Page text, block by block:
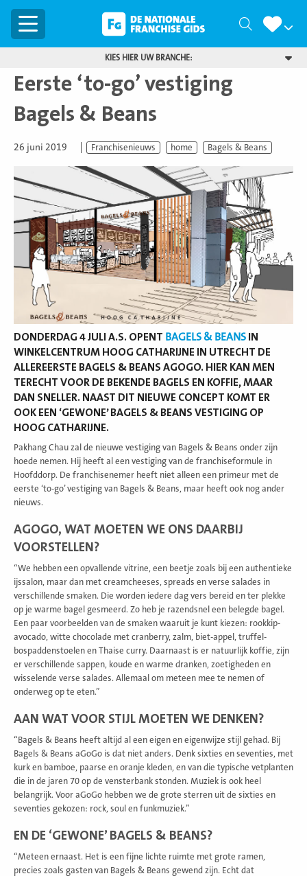
Menu Zoeken
KIES HIER UW BRANCHE:
Eerste ‘to-go’ vestiging
Bagels & Beans
26 juni 2019 Franchisenieuws home Bagels & Beans
DONDERDAG 4 JULI A.S. OPENT BAGELS & BEANS IN
WINKELCENTRUM HOOG CATHARIJNE IN UTRECHT DE
ALLEREERSTE BAGELS & BEANS AGOGO. HIER KAN MEN
TERECHT VOOR DE BEKENDE BAGELS EN KOFFIE, MAAR
DAN SNELLER. NAAST DIT NIEUWE CONCEPT KOMT ER
OOK EEN ‘GEWONE’ BAGELS & BEANS VESTIGING OP
HOOG CATHARIJNE.
Pakhang Chau zal de nieuwe vestiging van Bagels & Beans onder zijn
hoede nemen. Hij heeft al een vestiging van de franchiseformule in
Hoofddorp. De franchisenemer heeft niet alleen een primeur met de
eerste ‘to-go’ vestiging van Bagels & Beans, maar heeft ook nog ander
nieuws.
AGOGO, WAT MOETEN WE ONS DAARBIJ
VOORSTELLEN?
“We hebben een opvallende vitrine, een beetje zoals bij een authentieke
ijssalon, maar dan met creamcheeses, spreads en verse salades in
verschillende smaken. Die worden iedere dag vers bereid en ter plekke
op je warme bagel gesmeerd. Zo heb je razendsnel een belegde bagel.
Een paar voorbeelden van de smaken waaruit je kunt kiezen: rookkip-
avocado, witte chocolade met cranberry, zalm, biet-appel, truffel-
bospaddenstoelen en Thaise curry. Daarnaast is er natuurlijk koffie, zijn
er verschillende sappen, koude en warme dranken, zoetigheden en
wisselende verse salades. Allemaal om meteen mee te nemen of
onderweg op te eten.”
AAN WAT VOOR STIJL MOETEN WE DENKEN?
“Bagels & Beans heeft altijd al een eigen en eigenwijze stijl gehad. Bij
Bagels & Beans aGoGo is dat niet anders. Denk sixties en seventies, met
kurk en bamboe, paarse en oranje kleden, en van die typische vetplanten
die in de jaren 70 op de vensterbank stonden. Muziek is ook heel
belangrijk. Voor aGoGo hebben we de grote sterren uit de sixties en
seventies gekozen: rock, soul en funkmuziek.”
EN DE ‘GEWONE’ BAGELS & BEANS?
“Meteen ernaast. Het is een fijne lichte ruimte met grote ramen,
precies zoals gasten van Bagels & Beans gewend zijn. Echt dat